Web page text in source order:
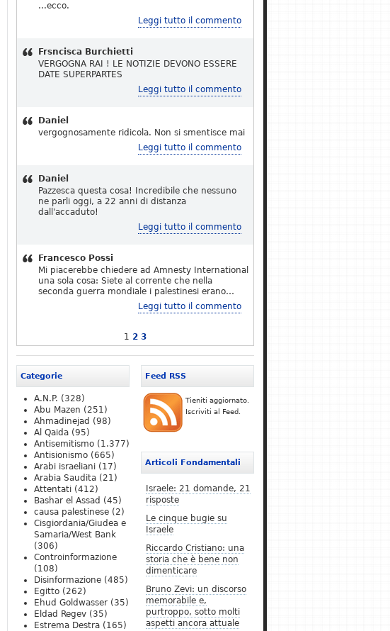
...ecco.
Leggi tutto il commento
Frsncisca Burchietti
VERGOGNA RAI ! LE NOTIZIE DEVONO ESSERE
DATE SUPERPARTES
Leggi tutto il commento
Daniel
vergognosamente ridicola. Non si smentisce mai
Leggi tutto il commento
Daniel
Pazzesca questa cosa! Incredibile che nessuno
ne parli oggi, a 22 anni di distanza
dall'accaduto!
Leggi tutto il commento
Francesco Possi
Mi piacerebbe chiedere ad Amnesty International
una sola cosa: Siete al corrente che nella
seconda guerra mondiale i palestinesi erano…
Leggi tutto il commento
1 2 3
Feed RSS
Tieniti aggiornato.
Iscriviti al Feed.
Articoli Fondamentali
Israele: 21 domande, 21
risposte
Le cinque bugie su
Israele
Riccardo Cristiano: una
storia che è bene non
dimenticare
Bruno Zevi: un discorso
memorabile e,
purtroppo, sotto molti
aspetti ancora attuale
Categorie
A.N.P. (328)
Abu Mazen (251)
Ahmadinejad (98)
Al Qaida (95)
Antisemitismo (1.377)
Antisionismo (665)
Arabi israeliani (17)
Arabia Saudita (21)
Attentati (412)
Bashar el Assad (45)
causa palestinese (2)
Cisgiordania/Giudea e
Samaria/West Bank
(306)
Controinformazione
(108)
Disinformazione (485)
Egitto (262)
Ehud Goldwasser (35)
Eldad Regev (35)
Estrema Destra (165)